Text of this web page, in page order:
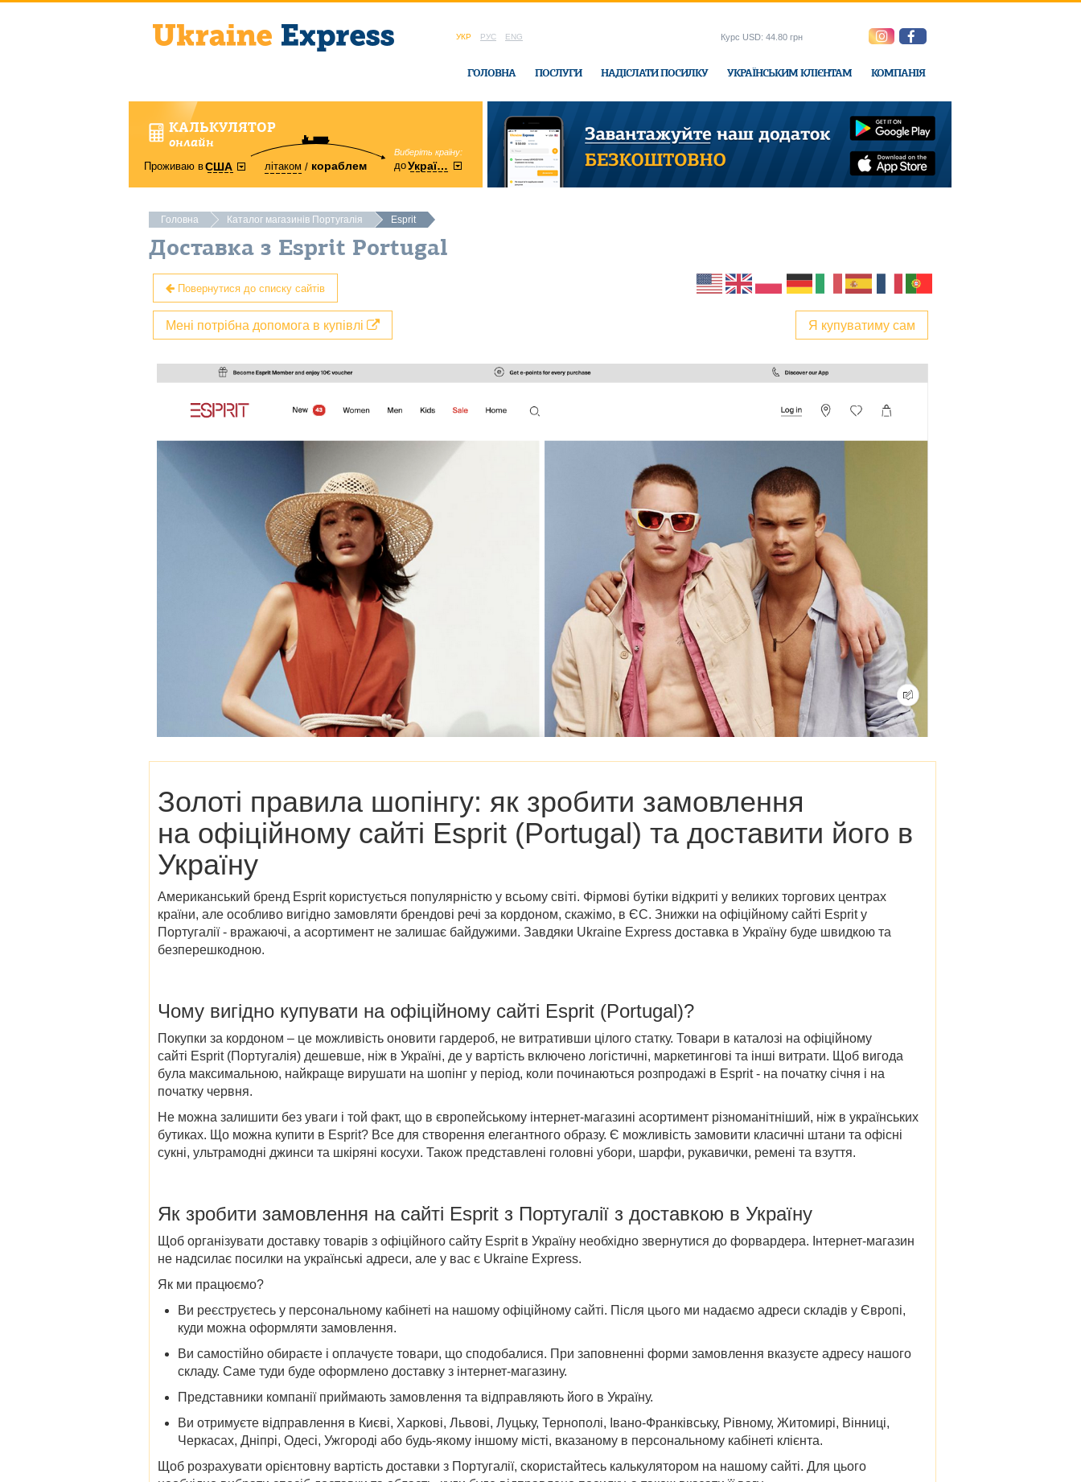
УКР РУС ENG
ГОЛОВНА ПОСЛУГИ НАДІСЛАТИ ПОСИЛКУ УКРАЇНСЬКИМ КЛІЄНТАМ КОМПАНІЯ
Курс USD: 44.80 грн
КАЛЬКУЛЯТОР
онлайн
Проживаю вСША літаком кораблем
Виберіть країну:
доУкраїни
область:
Вінницька в офісі Ukraine-Express
Головна Каталог магазинів Португалія Esprit
Доставка з Esprit Portugal
Повернутися до списку сайтів
Я купуватиму сам
Мені потрібна допомога в купівлі
Золоті правила шопінгу: як зробити замовлення
на офіційному сайті Esprit (Portugal) та доставити його в
Україну
Американський бренд Esprit користується популярністю у всьому світі. Фірмові бутіки відкриті у великих торгових центрах
країни, але особливо вигідно замовляти брендові речі за кордоном, скажімо, в ЄС. Знижки на офіційному сайті Esprit у
Португалії - вражаючі, а асортимент не залишає байдужими. Завдяки Ukraine Express доставка в Україну буде швидкою та
безперешкодною.
Чому вигідно купувати на офіційному сайті Esprit (Portugal)?
Покупки за кордоном – це можливість оновити гардероб, не витративши цілого статку. Товари в каталозі на офіційному
сайті Esprit (Португалія) дешевше, ніж в Україні, де у вартість включено логістичні, маркетингові та інші витрати. Щоб вигода
була максимальною, найкраще вирушати на шопінг у період, коли починаються розпродажі в Esprit - на початку січня і на
початку червня.
Не можна залишити без уваги і той факт, що в європейському інтернет-магазині асортимент різноманітніший, ніж в українських
бутиках. Що можна купити в Esprit? Все для створення елегантного образу. Є можливість замовити класичні штани та офісні
сукні, ультрамодні джинси та шкіряні косухи. Також представлені головні убори, шарфи, рукавички, ремені та взуття.
Як зробити замовлення на сайті Esprit з Португалії з доставкою в Україну
Щоб організувати доставку товарів з офіційного сайту Esprit в Україну необхідно звернутися до форвардера. Інтернет-магазин
не надсилає посилки на українські адреси, але у вас є Ukraine Express.
Як ми працюємо?
Ви реєструєтесь у персональному кабінеті на нашому офіційному сайті. Після цього ми надаємо адреси складів у Європі,
куди можна оформляти замовлення.
Ви самостійно обираєте і оплачуєте товари, що сподобалися. При заповненні форми замовлення вказуєте адресу нашого
складу. Саме туди буде оформлено доставку з інтернет-магазину.
Представники компанії приймають замовлення та відправляють його в Україну.
Ви отримуєте відправлення в Києві, Харкові, Львові, Луцьку, Тернополі, Івано-Франківську, Рівному, Житомирі, Вінниці,
Черкасах, Дніпрі, Одесі, Ужгороді або будь-якому іншому місті, вказаному в персональному кабінеті клієнта.
Щоб розрахувати орієнтовну вартість доставки з Португалії, скористайтесь калькулятором на нашому сайті. Для цього